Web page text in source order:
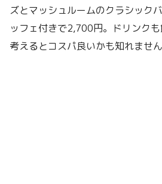
ズとマッシュルームのクラシック
ッフェ付きで2,700円。ドリンク
考えるとコスパ良いかも知れません